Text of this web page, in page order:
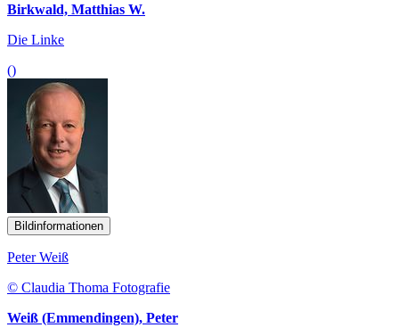
Birkwald, Matthias W.
Die Linke
()
Bildinformationen
Peter Weiß
© Claudia Thoma Fotografie
Weiß (Emmendingen), Peter